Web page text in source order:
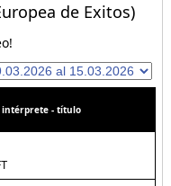
de Exitos)
intérprete - título